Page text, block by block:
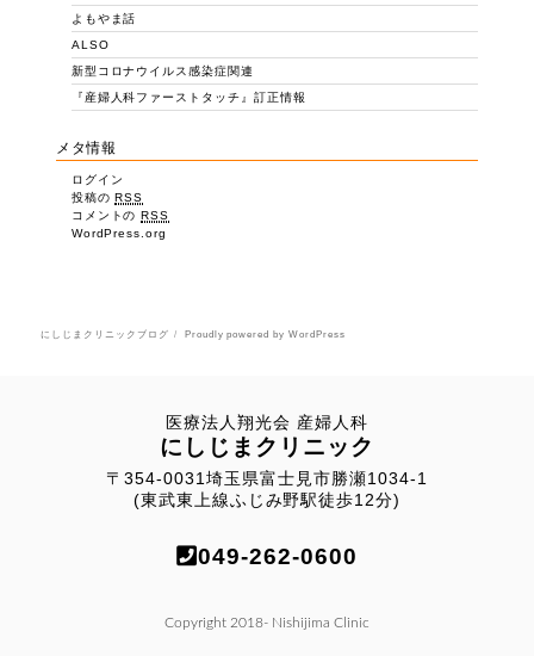
よもやま話
ALSO
新型コロナウイルス感染症関連
『産婦人科ファーストタッチ』訂正情報
メタ情報
ログイン
投稿のRSS
コメントのRSS
WordPress.org
にしじまクリニックブログ Proudly powered by WordPress
医療法人翔光会 産婦人科
にしじまクリニック
〒354-0031埼玉県富士見市勝瀬1034-1
(東武東上線ふじみ野駅徒歩12分)
049-262-0600
Copyright 2018- Nishijima Clinic